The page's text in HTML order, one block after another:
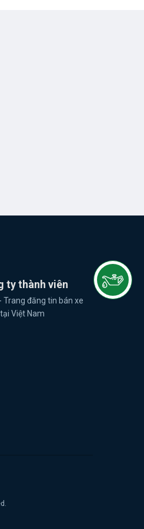
ty thành viên
Trang đăng tin bán xe
Việt Nam